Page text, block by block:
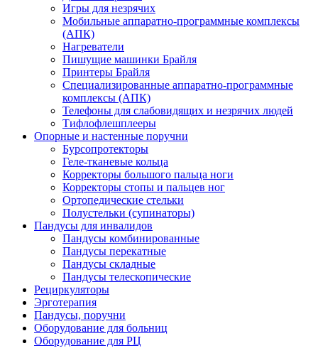
Игры для незрячих
Мобильные аппаратно-программные комплексы
(АПК)
Нагреватели
Пишущие машинки Брайля
Принтеры Брайля
Специализированные аппаратно-программные
комплексы (АПК)
Телефоны для слабовидящих и незрячих людей
Тифлофлешплееры
Опорные и настенные поручни
Бурсопротекторы
Геле-тканевые кольца
Корректоры большого пальца ноги
Корректоры стопы и пальцев ног
Ортопедические стельки
Полустельки (супинаторы)
Пандусы для инвалидов
Пандусы комбинированные
Пандусы перекатные
Пандусы складные
Пандусы телескопические
Рециркуляторы
Эрготерапия
Пандусы, поручни
Оборудование для больниц
Оборудование для РЦ